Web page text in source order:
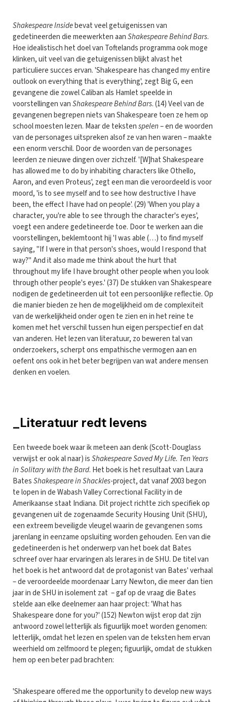
Shakespeare Insidebevat veel getuigenissen van
gedetineerden die meewerkten aanShakespeare Behind Bars.
Hoe idealistisch het doel van Toftelands programma ook moge
klinken, uit veel van die getuigenissen blijkt alvast het
particuliere succes ervan. 'Shakespeare has changed my entire
outlook on everything that is everything', zegt Big G, een
gevangene die zowel Caliban als Hamlet speelde in
voorstellingen vanShakespeare Behind Bars. (14) Veel van de
gevangenen begrepen niets van Shakespeare toen ze hem op
school moesten lezen. Maar de tekstenspelen– en de woorden
van de personages uitspreken alsof ze van hen waren – maakte
een enorm verschil. Door de woorden van de personages
leerden ze nieuwe dingen over zichzelf. '[W]hat Shakespeare
has allowed me to do by inhabiting characters like Othello,
Aaron, and even Proteus', zegt een man die veroordeeld is voor
moord, 'is to see myself and to see how destructive I have
been, the effect I have had on people'. (29) 'When you play a
character, you're able to see through the character's eyes',
voegt een andere gedetineerde toe. Door te werken aan die
voorstellingen, beklemtoont hij 'I was able (…) to find myself
saying, "If I were in that person's shoes, would I respond that
way?" And it also made me think about the hurt that
throughout my life I have brought other people when you look
through other people's eyes.' (37) De stukken van Shakespeare
nodigen de gedetineerden uit tot een persoonlijke reflectie. Op
die manier bieden ze hen de mogelijkheid om de complexiteit
van de werkelijkheid onder ogen te zien en in het reine te
komen met het verschil tussen hun eigen perspectief en dat
van anderen. Het lezen van literatuur, zo beweren tal van
onderzoekers, scherpt ons empathische vermogen aan en
oefent ons ook in het beter begrijpen van wat andere mensen
denken en voelen.
_Literatuur redt levens
Een tweede boek waar ik meteen aan denk (Scott-Douglass
verwijst er ook al naar) isShakespeare Saved My Life. Ten Years
in Solitary with the Bard. Het boek is het resultaat van Laura
BatesShakespeare in Shackles-project, dat vanaf 2003 begon
te lopen in de Wabash Valley Correctional Facility in de
Amerikaanse staat Indiana. Dit project richtte zich specifiek op
gevangenen uit de zogenaamde Security Housing Unit (SHU),
een extreem beveiligde vleugel waarin de gevangenen soms
jarenlang in eenzame opsluiting worden gehouden. Een van die
gedetineerden is het onderwerp van het boek dat Bates
schreef over haar ervaringen als lerares in de SHU. De titel van
het boek is het antwoord dat de protagonist van Bates' verhaal
– de veroordeelde moordenaar Larry Newton, die meer dan tien
jaar in de SHU in isolement zat – gaf op de vraag die Bates
stelde aan elke deelnemer aan haar project: 'What has
Shakespeare done for you?' (152) Newton wijst erop dat zijn
antwoord zowel letterlijk als figuurlijk moet worden genomen:
letterlijk, omdat het lezen en spelen van de teksten hem ervan
weerhield om zelfmoord te plegen; figuurlijk, omdat de stukken
hem op een beter pad brachten:
'Shakespeare offered me the opportunity to develop new ways